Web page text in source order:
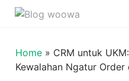
Home » CRM untuk
Kewalahan Ngatur